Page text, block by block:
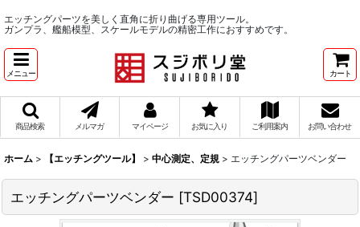
エッチングパーツを美しく直角に折り曲げる専用ツール。
ガンプラ、艦船模型、スケールモデルの精密工作におすすめです。
メニュー カート
商品検索 メルマガ マイページ お気に入り ご利用案内 お問い合わせ
ホーム > 【エッチングツール】 > 中心測定、定規 > エッチングパーツベンダー
エッチングパーツベンダー [TSD00374]